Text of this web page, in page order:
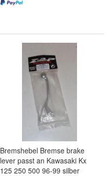
Bremshebel Bremse brake
lever passt an Kawasaki Kx
125 250 500 96-99 silber